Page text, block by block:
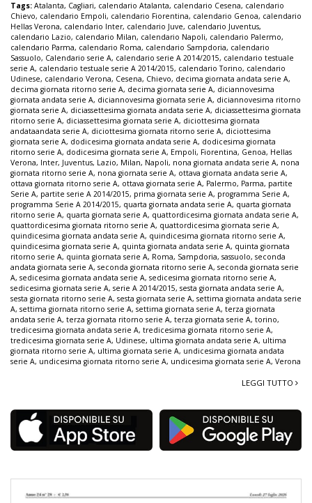
Tags: Atalanta, Cagliari, calendario Atalanta, calendario Cesena, calendario
Chievo, calendario Empoli, calendario Fiorentina, calendario Genoa, calendario
Hellas Verona, calendario Inter, calendario Juve, calendario Juventus,
calendario Lazio, calendario Milan, calendario Napoli, calendario Palermo,
calendario Parma, calendario Roma, calendario Sampdoria, calendario
Sassuolo, Calendario serie A, calendario serie A 2014/2015, calendario testuale
serie A, calendario testuale serie A 2014/2015, calendario Torino, calendario
Udinese, calendario Verona, Cesena, Chievo, decima giornata andata serie A,
decima giornata ritorno serie A, decima giornata serie A, diciannovesima
giornata andata serie A, diciannovesima giornata serie A, diciannovesima ritorno
giornata serie A, diciassettesima giornata andata serie A, diciassettesima giornata
ritorno serie A, diciassettesima giornata serie A, diciottesima giornata
andataandata serie A, diciottesima giornata ritorno serie A, diciottesima
giornata serie A, dodicesima giornata andata serie A, dodicesima giornata
ritorno serie A, dodicesima giornata serie A, Empoli, Fiorentina, Genoa, Hellas
Verona, Inter, Juventus, Lazio, Milan, Napoli, nona giornata andata serie A, nona
giornata ritorno serie A, nona giornata serie A, ottava giornata andata serie A,
ottava giornata ritorno serie A, ottava giornata serie A, Palermo, Parma, partite
Serie A, partite serie A 2014/2015, prima giornata serie A, programma Serie A,
programma Serie A 2014/2015, quarta giornata andata serie A, quarta giornata
ritorno serie A, quarta giornata serie A, quattordicesima giornata andata serie A,
quattordicesima giornata ritorno serie A, quattordicesima giornata serie A,
quindicesima giornata andata serie A, quindicesima giornata ritorno serie A,
quindicesima giornata serie A, quinta giornata andata serie A, quinta giornata
ritorno serie A, quinta giornata serie A, Roma, Sampdoria, sassuolo, seconda
andata giornata serie A, seconda giornata ritorno serie A, seconda giornata serie
A, sedicesima giornata andata serie A, sedicesima giornata ritorno serie A,
sedicesima giornata serie A, serie A 2014/2015, sesta giornata andata serie A,
sesta giornata ritorno serie A, sesta giornata serie A, settima giornata andata serie
A, settima giornata ritorno serie A, settima giornata serie A, terza giornata
andata serie A, terza giornata ritorno serie A, terza giornata serie A, torino,
tredicesima giornata andata serie A, tredicesima giornata ritorno serie A,
tredicesima giornata serie A, Udinese, ultima giornata andata serie A, ultima
giornata ritorno serie A, ultima giornata serie A, undicesima giornata andata
serie A, undicesima giornata ritorno serie A, undicesima giornata serie A, Verona
LEGGI TUTTO